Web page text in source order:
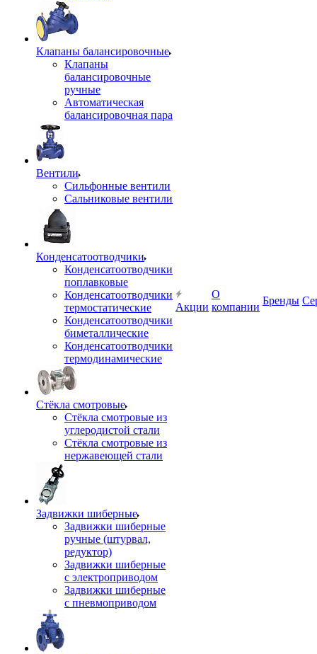
Клапаны балансировочные
Клапаны
балансировочные
ручные
Автоматическая
балансировочная пара
Вентили
Сильфонные вентили
Сальниковые вентили
Конденсатоотводчики
Конденсатоотводчики
поплавковые
Конденсатоотводчики
термостатические
Конденсатоотводчики
биметаллические
Конденсатоотводчики
термодинамические
Стёкла смотровые
Стёкла смотровые из
углеродистой стали
Стёкла смотровые из
нержавеющей стали
Задвижки шиберные
Задвижки шиберные
ручные (штурвал,
редуктор)
Задвижки шиберные
с электроприводом
Задвижки шиберные
с пневмоприводом
Акции
О
компании
Бренды